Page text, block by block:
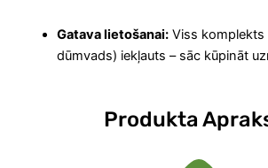
Gatava lietošanai:Viss komplekts
dūmvads) iekļauts – sāc kūpināt
Produkta